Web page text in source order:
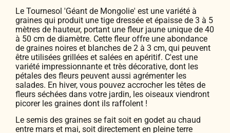
Le Tournesol 'Géant de Mongolie' est une variété à
graines qui produit une tige dressée et épaisse de 3 à 5
mètres de hauteur, portant une fleur jaune unique de 40
à 50 cm de diamètre. Cette fleur offre une abondance
de graines noires et blanches de 2 à 3 cm, qui peuvent
être utilisées grillées et salées en apéritif. C'est une
variété impressionnante et très décorative, dont les
pétales des fleurs peuvent aussi agrémenter les
salades. En hiver, vous pouvez accrocher les têtes de
fleurs séchées dans votre jardin, les oiseaux viendront
picorer les graines dont ils raffolent !
Le semis des graines se fait soit en godet au chaud
entre mars et mai, soit directement en pleine terre